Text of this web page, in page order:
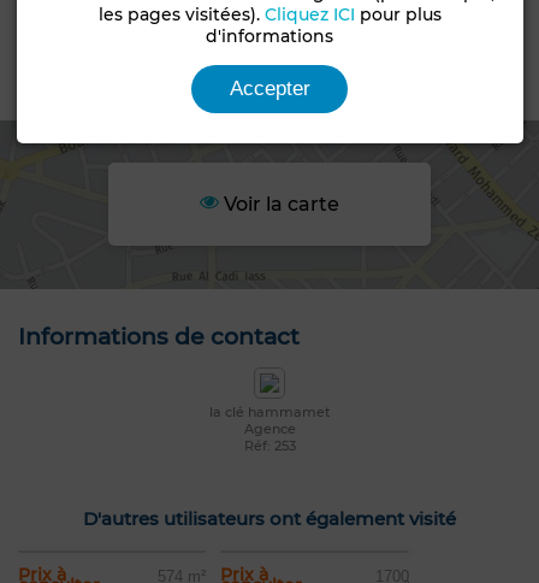
Terrain
Voir la carte
Informations de contact
la clé hammamet
Agence
Réf: 253
D'autres utilisateurs ont également visité
Prix à 574 m² Prix à 1700
les pages visitées). Cliquez ICI pour plus
d'informations
Accepter